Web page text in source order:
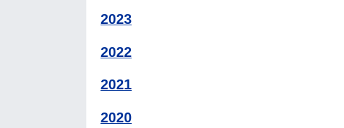
2023
2022
2021
2020